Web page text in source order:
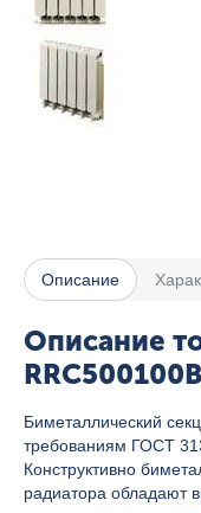
Описание
Описание
Биметаллический
требованиям ГОСТ
Конструктивно
радиатора обладают